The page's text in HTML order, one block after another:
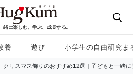
緒に楽しむ、学ぶ、成長する。
養 遊び 小学生の自由研究ま
クリスマス飾りのおすすめ12選｜子どもと一緒